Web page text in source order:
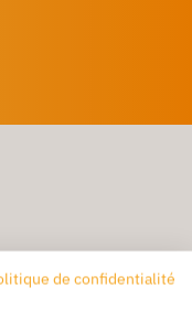
de confidentialité